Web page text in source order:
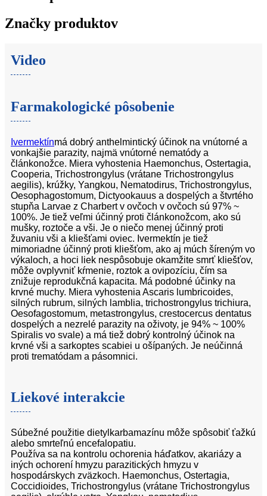
Značky produktov
Video
Farmakologické pôsobenie
Ivermektínmá dobrý anthelmintický účinok na vnútorné a
vonkajšie parazity, najmä vnútorné nematódy a
článkonožce. Miera vyhostenia Haemonchus, Ostertagia,
Cooperia, Trichostrongylus (vrátane Trichostrongylus
aegilis), krúžky, Yangkou, Nematodirus, Trichostrongylus,
Oesophagostomum, Dictyookauus a dospelých a štvrtého
stupňa Larvae z Charbert v ovčoch v ovčoch sú 97% ~
100%. Je tiež veľmi účinný proti článkonožcom, ako sú
mušky, roztoče a vši. Je o niečo menej účinný proti
žuvaniu vši a kliešťami oviec. Ivermektín je tiež
mimoriadne účinný proti kliešťom, ako aj múch šíreným vo
výkaloch, a hoci liek nespôsobuje okamžite smrť kliešťov,
môže ovplyvniť kŕmenie, roztok a ovipozíciu, čím sa
znižuje reprodukčná kapacita. Má podobné účinky na
krvné muchy. Miera vyhostenia Ascaris lumbricoides,
silných rubrum, silných lamblia, trichostrongylus trichiura,
Oesofagostomum, metastrongylus, crestocercus dentatus
dospelých a nezrelé parazity na oživoty, je 94% ~ 100%
Spiralis vo svale) a má tiež dobrý kontrolný účinok na
krvné vši a sarkoptes scabiei u ošípaných. Je neúčinná
proti trematódam a pásomnici.
Liekové interakcie
Súbežné použitie dietylkarbamazínu môže spôsobiť ťažkú
​​alebo smrteľnú encefalopatiu.
Používa sa na kontrolu ochorenia háďatkov, akariázy a
iných ochorení hmyzu parazitických hmyzu v
hospodárskych zväzkoch. Haemonchus, Ostertagia,
Coccidioides, Trichostrongylus (vrátane Trichostrongylus